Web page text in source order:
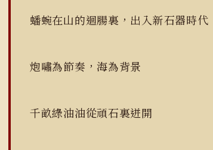
蟠蜿在山的迴腸裏，出入新石器時代
炮嘯為節奏，海為背景
千畝綠油油從頑石裏迸開